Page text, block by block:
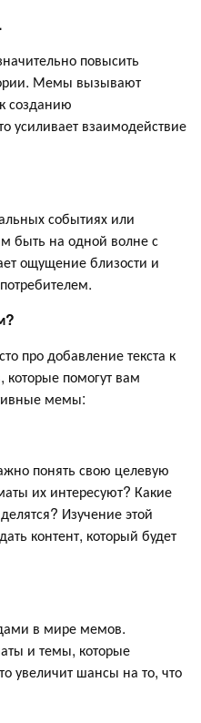
повысить
Мемы вызывают
созданию
усиливает взаимодействие
событиях или
быть на одной волне с
ощущение близости и
про добавление текста к
которые помогут вам
мемы:
понять свою целевую
их интересуют? Какие
Изучение этой
контент, который будет
в мире мемов.
и темы, которые
увеличит шансы на то, что